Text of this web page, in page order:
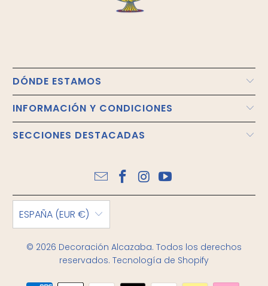
DÓNDE ESTAMOS
INFORMACIÓN Y CONDICIONES
SECCIONES DESTACADAS
ESPAÑA (EUR €)
© 2026 Decoración Alcazaba. Todos los derechos
reservados. Tecnología de Shopify